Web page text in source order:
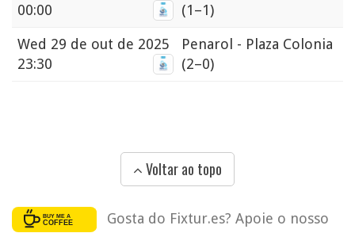
00:00
(1–1)
Wed 29 de out de 2025
23:30
Penarol - Plaza Colonia
(2–0)
Voltar ao topo
Gosta do Fixtur.es? Apoie o nosso